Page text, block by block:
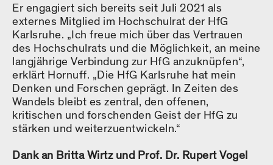
Er engagiert sich bereits seit Juli 2021 als
externes Mitglied im Hochschulrat der HfG
Karlsruhe. „Ich freue mich über das Vertrauen
des Hochschulrats und die Möglichkeit, an meine
langjährige Verbindung zur HfG anzuknüpfen“,
erklärt Hornuff. „Die HfG Karlsruhe hat mein
Denken und Forschen geprägt. In Zeiten des
Wandels bleibt es zentral, den offenen,
kritischen und forschenden Geist der HfG zu
stärken und weiterzuentwickeln.“
Dank an Britta Wirtz und Prof. Dr. Rupert Vogel